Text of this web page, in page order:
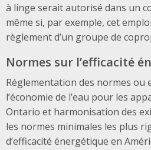
à linge serait autorisé dans un
même si, par exemple, cet
règlement d’un groupe de
Normes sur l’efficacité
Réglementation des normes ou
l’économie de l’eau pour les
Ontario et harmonisation des
les normes minimales les plus
d’efficacité énergétique en